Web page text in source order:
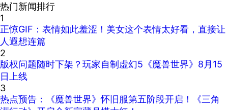
热门新闻排行
1
正惊GIF：表情如此羞涩！美女这个表情太好看，直接让
人遐想连篇
2
版权问题随时下架？玩家自制虚幻5《魔兽世界》8月15
日上线
3
热点预告：《魔兽世界》怀旧服第五阶段开启！《三角